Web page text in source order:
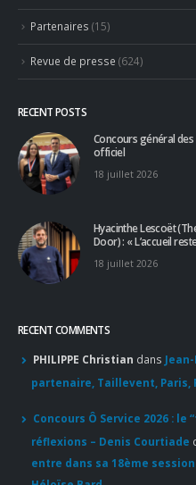
Partenaires (15)
Revue de presse (624)
RECENT POSTS
Concours général des
officiel
18 juillet 2026
Hyacinthe Lescoët
Door) : « L’accueil
18 juillet 2026
RECENT COMMENTS
PHILIPPE Christian dans
partenaire, Taillevent, Paris,
Concours Ô Service 2026 :
réflexions – Denis Courtiade
entre dans sa 18ème